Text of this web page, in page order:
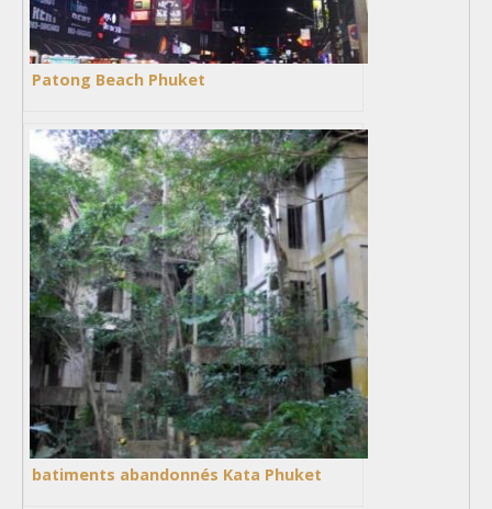
Patong Beach Phuket
batiments abandonnés Kata Phuket